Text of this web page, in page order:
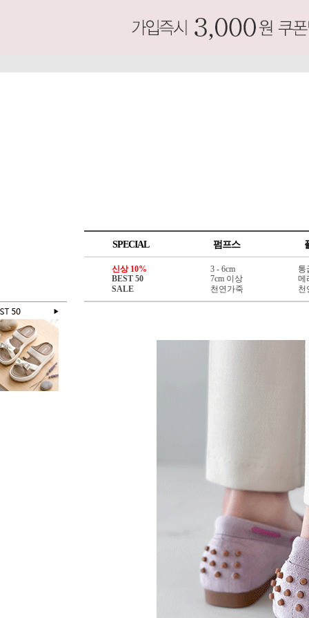
SPECIAL 펌프스
신상 10%
BEST 50
SALE
3 - 6cm
7cm 이상
천연가죽
통
메
천